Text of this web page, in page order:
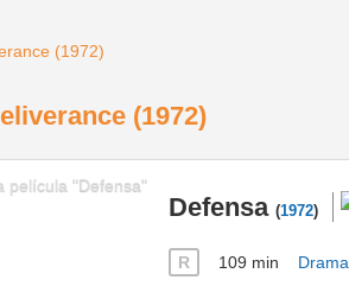
(1972)
Defensa (1972)
R 109 min Drama